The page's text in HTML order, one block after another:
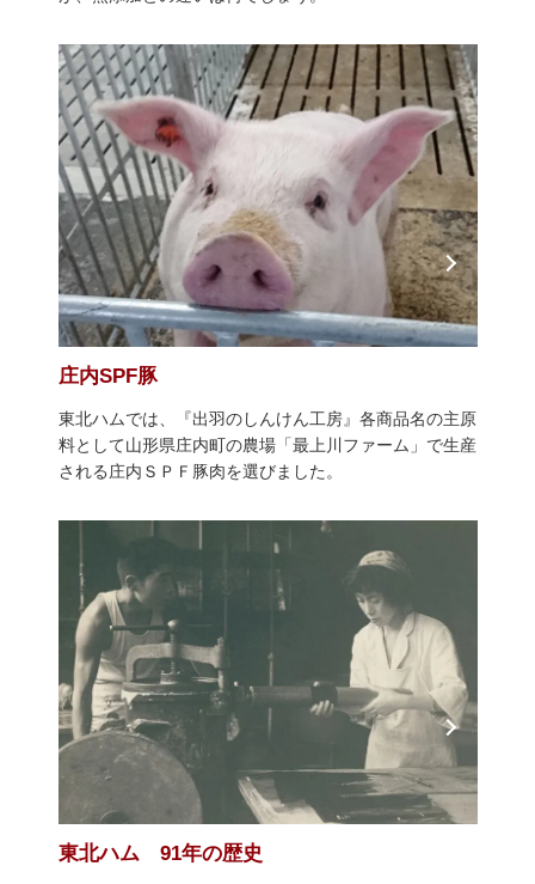
庄内SPF豚
東北ハムでは、『出羽のしんけん工房』各商品名の主原
料として山形県庄内町の農場「最上川ファーム」で生産
される庄内ＳＰＦ豚肉を選びました。
東北ハム 91年の歴史